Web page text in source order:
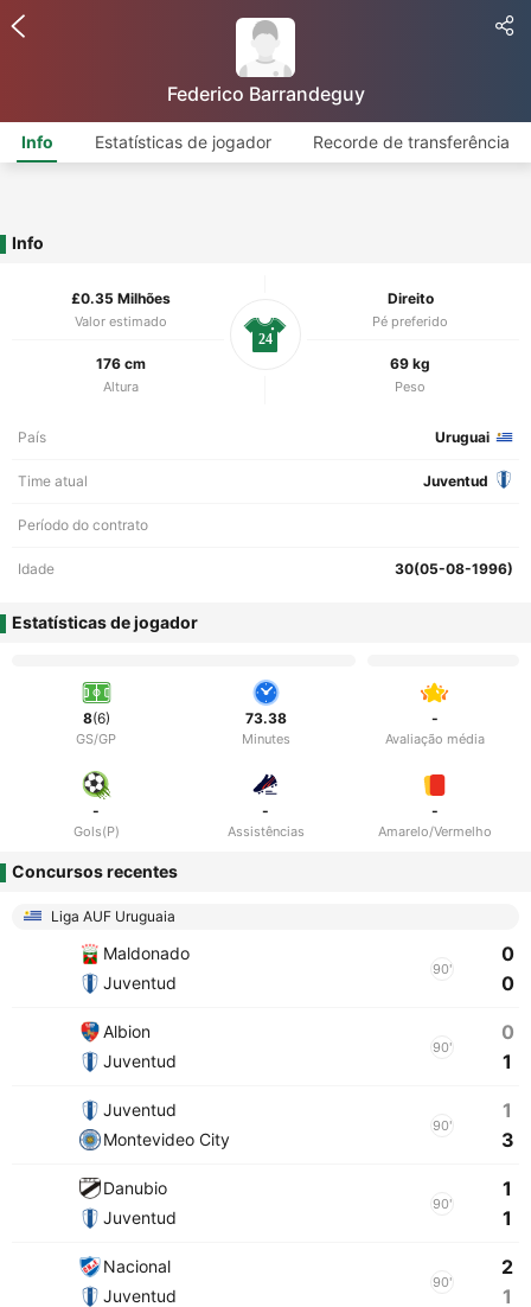
Federico Barrandeguy
Info Estatísticas de jogador Recorde de transferência
Info
£0.35 Milhões
Valor estimado
Direito
Pé preferido
176 cm
Altura
69 kg
Peso
24
País Uruguai
Time atual Juventud
Período do contrato
Idade 30(05-08-1996)
Estatísticas de jogador
8(6)
GS/GP
73.38
Minutes
-
Avaliação média
-
Gols(P)
-
Assistências
-
Amarelo/Vermelho
Concursos recentes
Liga AUF Uruguaia
Maldonado
Juventud
90'
0
0
Albion
Juventud
90'
0
1
Juventud
Montevideo City
90'
1
3
Danubio
Juventud
90'
1
1
Nacional
Juventud
90'
2
1